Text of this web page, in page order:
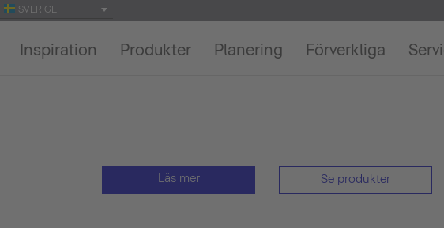
SVERIGE
Inspiration Produkter Planering Förverkliga
Läs mer Se produkter